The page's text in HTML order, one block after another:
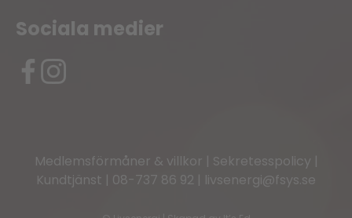
Sociala medier
Medlemsförmåner & villkor | Sekretesspolicy |
Kundtjänst | 08-737 86 92 | livsenergi@fsys.se